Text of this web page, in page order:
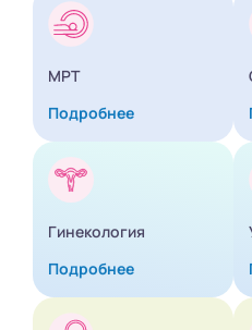
МРТ
Подробнее
Гинекология
Подробнее